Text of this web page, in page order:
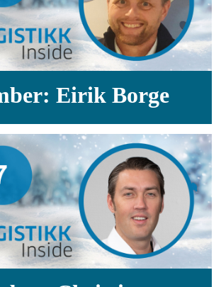
Eirik Borge